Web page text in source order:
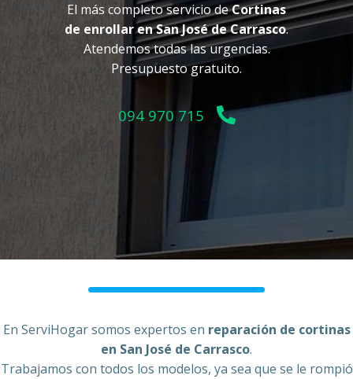
El más completo servicio deCortinas
de enrollar en San José de Carrasco.
Atendemos todas las urgencias.
Presupuesto gratuito.
094 970 715
En ServiHogar somos expertos en reparación de cortinas
en San José de Carrasco.
Trabajamos con todos los modelos, ya sea que se le rompió